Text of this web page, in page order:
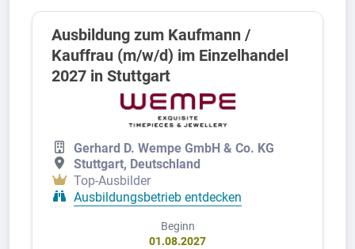
Ausbildung zum Kaufmann /
Kauffrau (m/w/d) im Einzelhandel
2027 in Stuttgart
Gerhard D. Wempe GmbH & Co. KG
Stuttgart, Deutschland
Top-Ausbilder
Ausbildungsbetrieb entdecken
Beginn
01.08.2027